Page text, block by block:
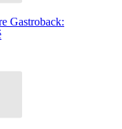
Gastroback: